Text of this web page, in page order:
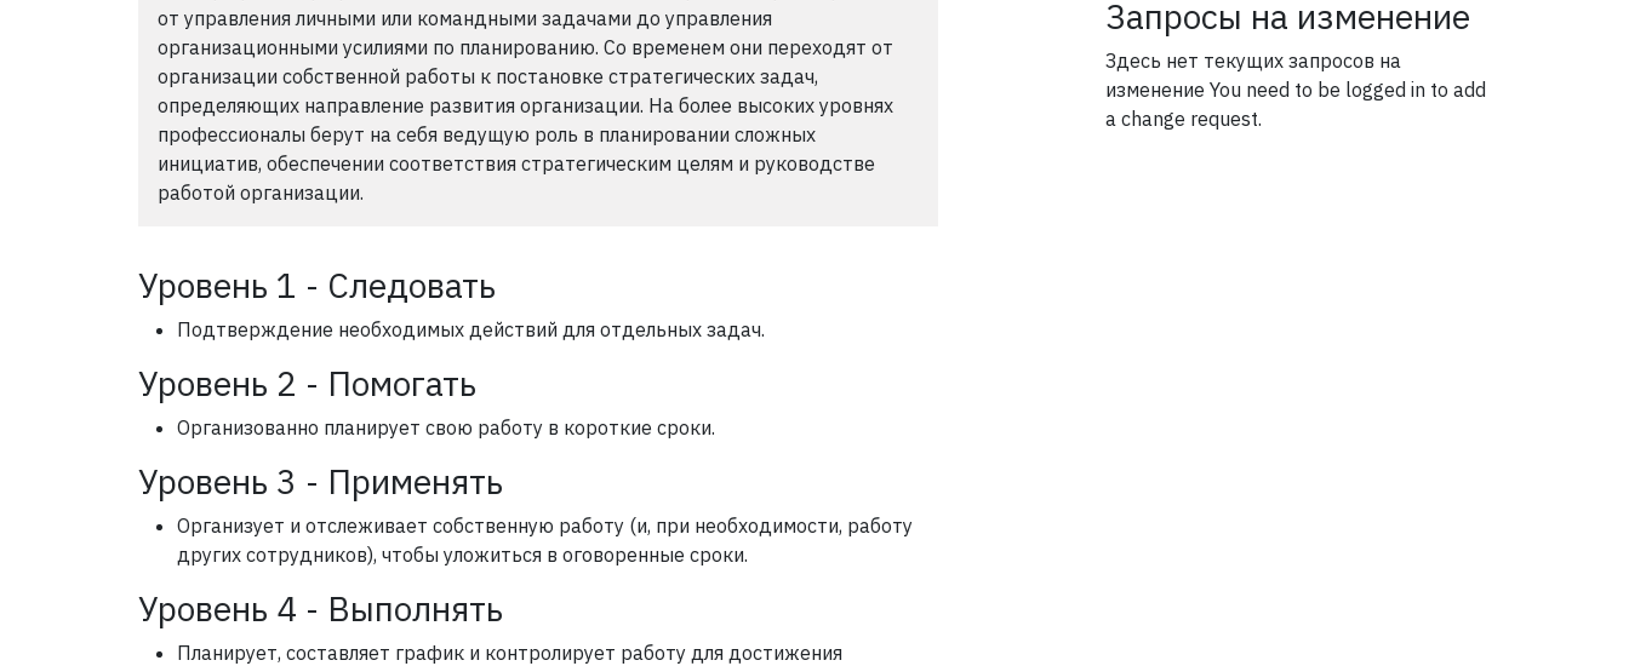
от управления личными или командными задачами до управления
организационными усилиями по планированию. Со временем они переходят от
организации собственной работы к постановке стратегических задач,
определяющих направление развития организации. На более высоких уровнях
профессионалы берут на себя ведущую роль в планировании сложных
инициатив, обеспечении соответствия стратегическим целям и руководстве
работой организации.
Уровень 1 - Следовать
Подтверждение необходимых действий для отдельных задач.
Уровень 2 - Помогать
Организованно планирует свою работу в короткие сроки.
Уровень 3 - Применять
Организует и отслеживает собственную работу (и, при необходимости, работу
других сотрудников), чтобы уложиться в оговоренные сроки.
Уровень 4 - Выполнять
Планирует, составляет график и контролирует работу для достижения
Запросы на изменение
Здесь нет текущих запросов на
изменение You need to be logged in to add
a change request.